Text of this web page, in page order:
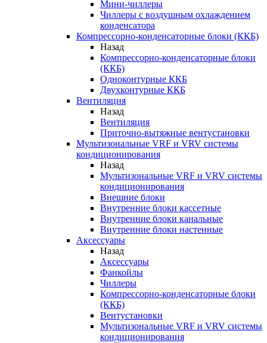
Мини-чиллеры
Чиллеры с воздушным охлаждением
конденсатора
Компрессорно-конденсаторные блоки (ККБ)
Назад
Компрессорно-конденсаторные блоки
(ККБ)
Одноконтурные ККБ
Двухконтурные ККБ
Вентиляция
Назад
Вентиляция
Приточно-вытяжные вентустановки
Мультизональные VRF и VRV системы
кондиционирования
Назад
Мультизональные VRF и VRV системы
кондиционирования
Внешние блоки
Внутренние блоки кассетные
Внутренние блоки канальные
Внутренние блоки настенные
Аксессуары
Назад
Аксессуары
Фанкойлы
Чиллеры
Компрессорно-конденсаторные блоки
(ККБ)
Вентустановки
Мультизональные VRF и VRV системы
кондиционирования